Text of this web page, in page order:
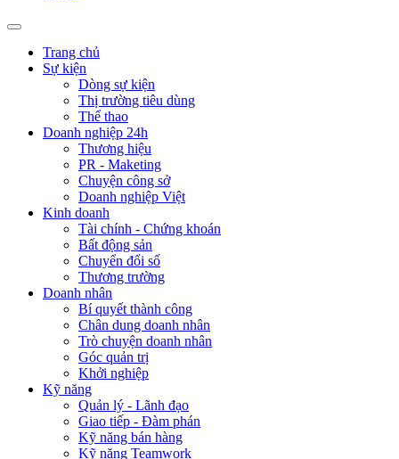
Trang chủ
Sự kiện
Dòng sự kiện
Thị trường tiêu dùng
Thể thao
Doanh nghiệp 24h
Thương hiệu
PR - Maketing
Chuyện công sở
Doanh nghiệp Việt
Kinh doanh
Tài chính - Chứng khoán
Bất động sản
Chuyển đổi số
Thương trường
Doanh nhân
Bí quyết thành công
Chân dung doanh nhân
Trò chuyện doanh nhân
Góc quản trị
Khởi nghiệp
Kỹ năng
Quản lý - Lãnh đạo
Giao tiếp - Đàm phán
Kỹ năng bán hàng
Kỹ năng Teamwork